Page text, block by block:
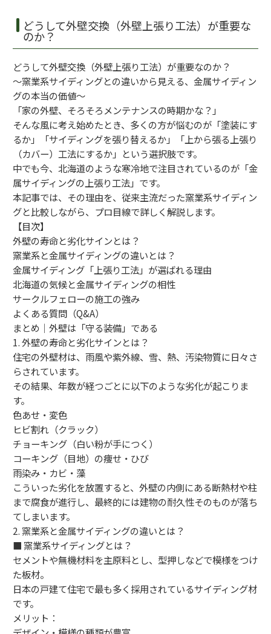
どうして外壁交換（外壁上張り工法）が重要な
のか？
どうして外壁交換（外壁上張り工法）が重要なのか？
～窯業系サイディングとの違いから見える、金属サイディン
グの本当の価値～
「家の外壁、そろそろメンテナンスの時期かな？」
そんな風に考え始めたとき、多くの方が悩むのが「塗装にす
るか」「サイディングを張り替えるか」「上から張る上張り
（カバー）工法にするか」という選択肢です。
中でも今、北海道のような寒冷地で注目されているのが「金
属サイディングの上張り工法」です。
本記事では、その理由を、従来主流だった窯業系サイディン
グと比較しながら、プロ目線で詳しく解説します。
【目次】
外壁の寿命と劣化サインとは？
窯業系と金属サイディングの違いとは？
金属サイディング「上張り工法」が選ばれる理由
北海道の気候と金属サイディングの相性
サークルフェローの施工の強み
よくある質問（Q&A）
まとめ｜外壁は「守る装備」である
1. 外壁の寿命と劣化サインとは？
住宅の外壁材は、雨風や紫外線、雪、熱、汚染物質に日々さ
らされています。
その結果、年数が経つごとに以下のような劣化が起こりま
す。
色あせ・変色
ヒビ割れ（クラック）
チョーキング（白い粉が手につく）
コーキング（目地）の痩せ・ひび
雨染み・カビ・藻
こういった劣化を放置すると、外壁の内側にある断熱材や柱
まで腐食が進行し、最終的には建物の耐久性そのものが落ち
てしまいます。
2. 窯業系と金属サイディングの違いとは？
■ 窯業系サイディングとは？
セメントや無機材料を主原料とし、型押しなどで模様をつけ
た板材。
日本の戸建て住宅で最も多く採用されているサイディング材
です。
メリット：